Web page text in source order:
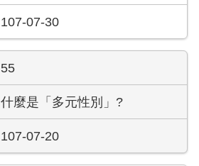
107-07-30
55
什麼是「多元性別」?
107-07-20